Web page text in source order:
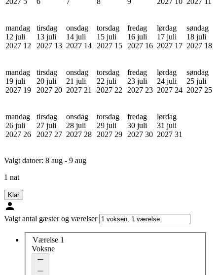
mandag
12 juli
2027 12
tirsdag
13 juli
2027 13
onsdag
14 juli
2027 14
torsdag
15 juli
2027 15
fredag
16 juli
2027 16
lørdag
17 juli
2027 17
søndag
18 juli
2027 18
mandag
19 juli
2027 19
tirsdag
20 juli
2027 20
onsdag
21 juli
2027 21
torsdag
22 juli
2027 22
fredag
23 juli
2027 23
lørdag
24 juli
2027 24
søndag
25 juli
2027 25
mandag
26 juli
2027 26
tirsdag
27 juli
2027 27
onsdag
28 juli
2027 28
torsdag
29 juli
2027 29
fredag
30 juli
2027 30
lørdag
31 juli
2027 31
Valgt datoer: 8 aug - 9 aug
1 nat
Klar
Valgt antal gæster og værelser
Værelse 1
Voksne